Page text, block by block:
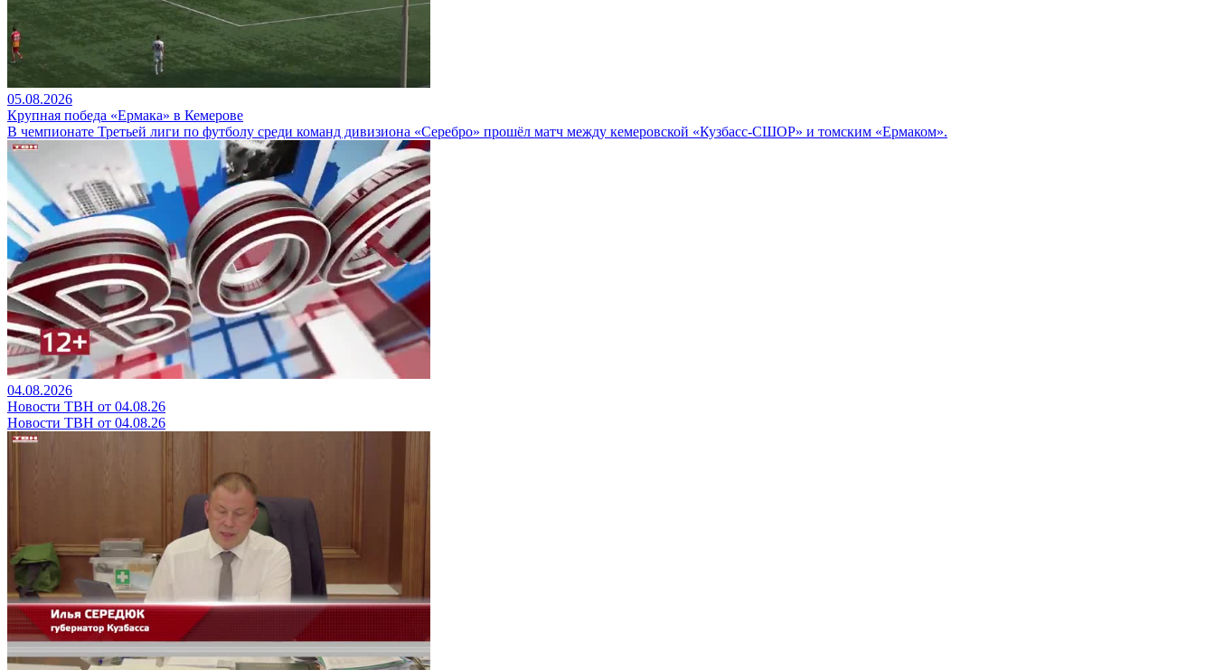
05.08.2026
Крупная победа «Ермака» в Кемерове
В чемпионате Третьей лиги по футболу среди команд дивизиона «Серебро» прошёл матч между кемеровской «Кузбасс-СШОР» и томским «Ермаком».
04.08.2026
Новости ТВН от 04.08.26
Новости ТВН от 04.08.26